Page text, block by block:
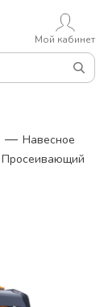
Мой кабинет
— Навесное
Просеивающий